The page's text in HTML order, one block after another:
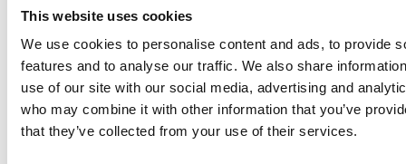
This website uses cookies
We use cookies to personalise content and ads, to provide
features and to analyse our traffic. We also share
use of our site with our social media, advertising and
who may combine it with other information that you’ve
that they’ve collected from your use of their services.